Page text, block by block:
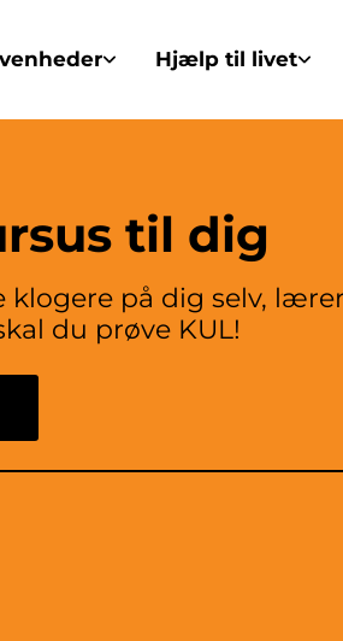
Hjælp til livet
til dig
på dig selv,
du prøve KUL!